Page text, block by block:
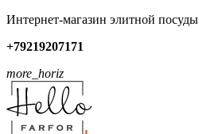
Интернет-магазин элитной посуды
+79219207171
more_horiz